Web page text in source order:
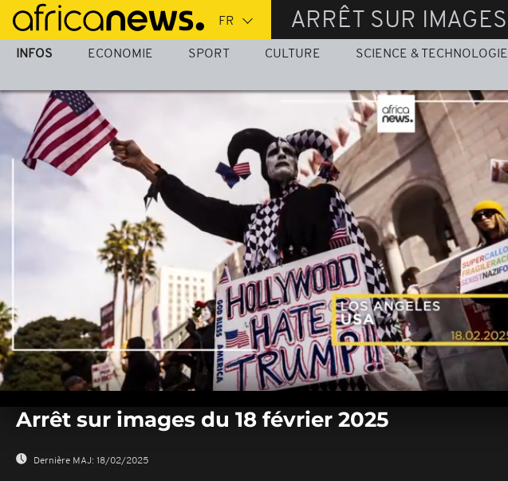
Passer
au
contenu
ARRÊT SUR IMAGES
INFOS ECONOMIE SPORT CULTURE SCIENCE & TECHNOLOGIE
seconds
0%
Arrêt sur images du 18 février 2025
Dernière MAJ: 18/02/2025